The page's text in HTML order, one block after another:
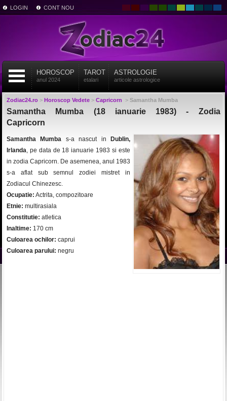
LOGIN CONT NOU
HOROSCOP
anul 2024
TAROT
etalari
ASTROLOGIE
articole astrologice
Zodiac24.ro> Horoscop Vedete> Capricorn > Samantha Mumba
Samantha Mumba (18 ianuarie 1983) - Zodia
Capricorn
Samantha Mumba s-a nascut in
Dublin,
Irlanda, pe data de 18 ianuarie 1983 si este
in zodia Capricorn. De asemenea, anul 1983
s-a aflat sub semnul zodiei mistret in
Zodiacul Chinezesc.
Ocupatie: Actrita, compozitoare
Etnie: multirasiala
Constitutie: atletica
Inaltime: 170 cm
Culoarea ochilor: caprui
Culoarea parului: negru